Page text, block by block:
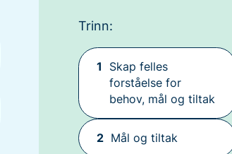
Trinn:
1
Skap felles
forståelse for
behov, mål og tiltak
2 Mål og tiltak